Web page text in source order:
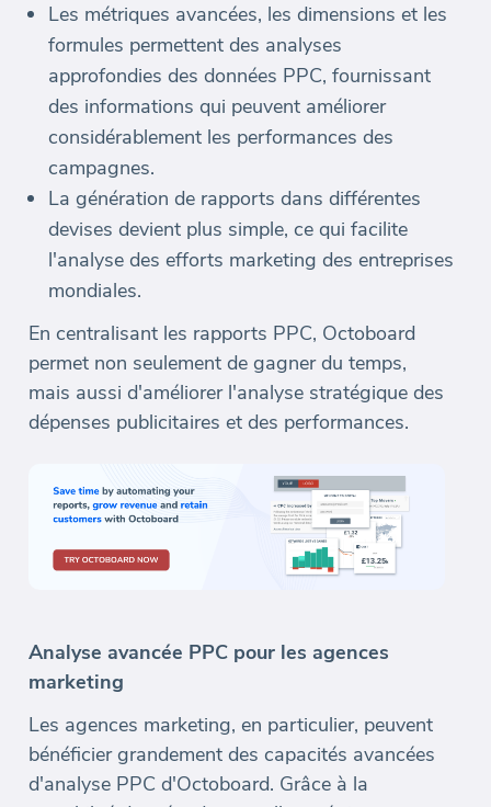
Les métriques avancées, les dimensions et les
formules permettent des analyses
approfondies des données PPC, fournissant
des informations qui peuvent améliorer
considérablement les performances des
campagnes.
La génération de rapports dans différentes
devises devient plus simple, ce qui facilite
l'analyse des efforts marketing des entreprises
mondiales.
En centralisant les rapports PPC, Octoboard
permet non seulement de gagner du temps,
mais aussi d'améliorer l'analyse stratégique des
dépenses publicitaires et des performances.
Analyse avancée PPC pour les agences
marketing
Les agences marketing, en particulier, peuvent
bénéficier grandement des capacités avancées
d'analyse PPC d'Octoboard. Grâce à la